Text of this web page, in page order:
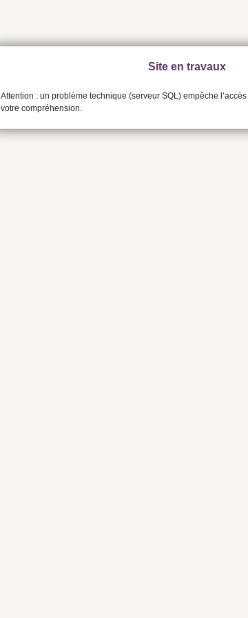
Site en travaux
Attention : un problème technique (serveur SQL) empêche
votre compréhension.